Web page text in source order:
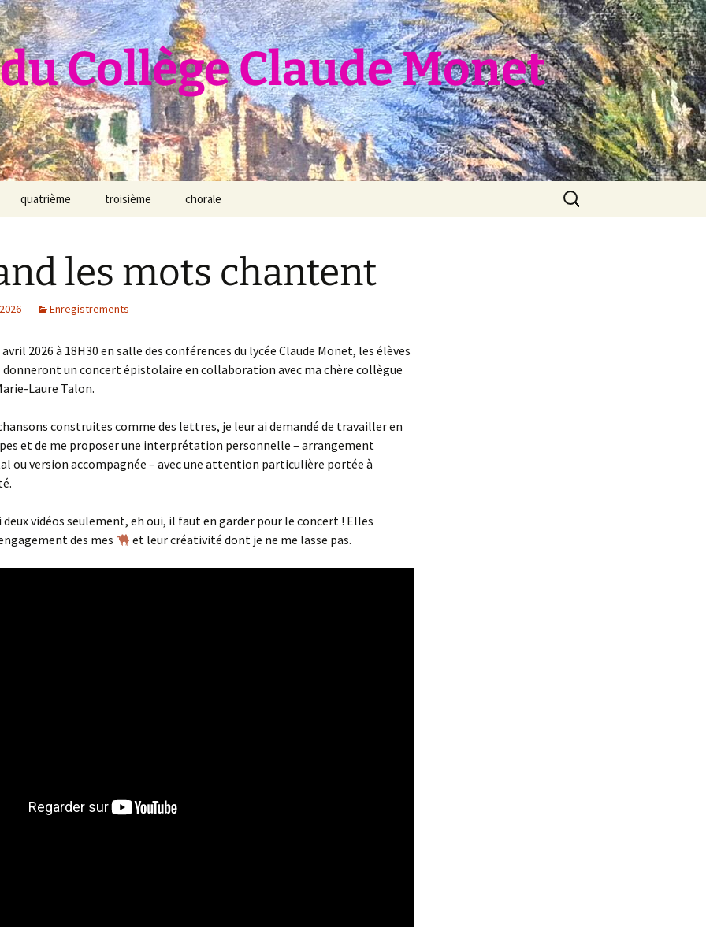
Collège Claude Monet
quatrième troisième chorale
Rechercher :
les mots chantent
Enregistrements
2026 à 18H30 en salle des conférences du lycée Claude Monet, les élèves
donneront un concert épistolaire en collaboration avec ma chère collègue
Laure Talon.
construites comme des lettres, je leur ai demandé de travailler en
et de me proposer une interprétation personnelle – arrangement
ou version accompagnée – avec une attention particulière portée à
deux vidéos seulement, eh oui, il faut en garder pour le concert ! Elles
des mes
et leur créativité dont je ne me lasse pas.